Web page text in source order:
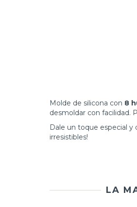
Molde de silicona con 8
desmoldar con facilidad.
Dale un toque especial y
irresistibles!
LA